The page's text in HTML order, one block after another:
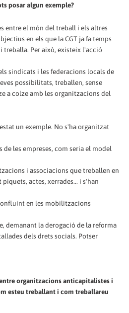
posar algun exemple?
entre el món del treball i els altres
en els que la CGT ja fa temps
treballa. Per això, existeix l'acció
sindicats i les federacions locals de
possibilitats, treballen, sense
a colze amb les organitzacions del
un exemple. No s'ha organitzat
de les empreses, com seria el model
i associacions que treballen en
actes, xerrades... i s'han
en les mobilitzacions
demanant la derogació de la reforma
dels drets socials. Potser
organitzacions anticapitalistes i
esteu treballant i com treballareu